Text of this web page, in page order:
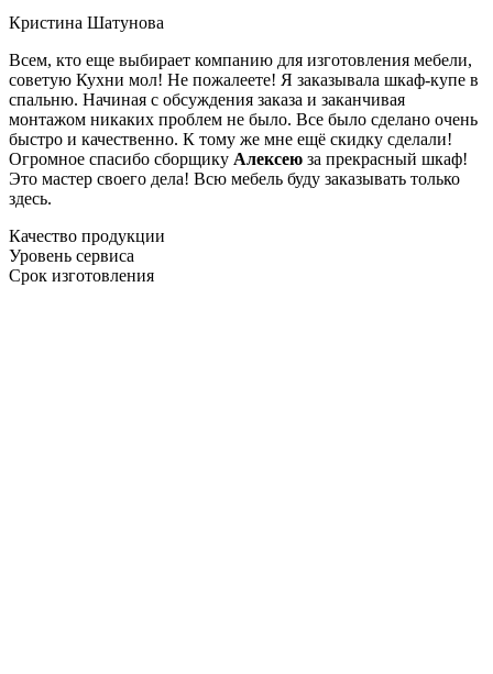
Кристина Шатунова
Всем, кто еще выбирает компанию для изготовления мебели,
советую Кухни мол! Не пожалеете! Я заказывала шкаф-купе в
спальню. Начиная с обсуждения заказа и заканчивая
монтажом никаких проблем не было. Все было сделано очень
быстро и качественно. К тому же мне ещё скидку сделали!
Огромное спасибо сборщику Алексею за прекрасный шкаф!
Это мастер своего дела! Всю мебель буду заказывать только
здесь.
Качество продукции
Уровень сервиса
Срок изготовления